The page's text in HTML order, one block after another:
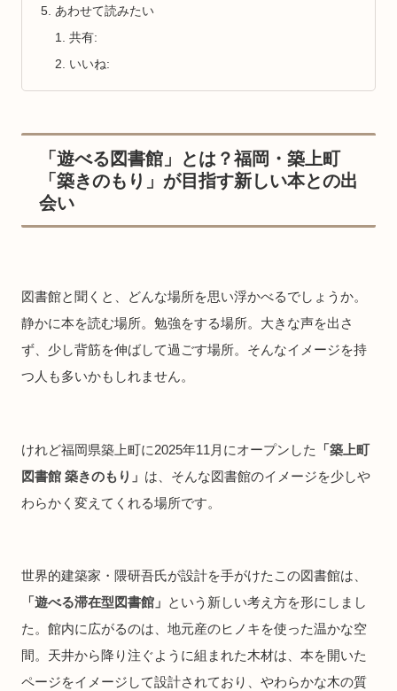
あわせて読みたい
共有:
いいね:
「遊べる図書館」とは？福岡・築上町
「築きのもり」が目指す新しい本との出
会い
図書館と聞くと、どんな場所を思い浮かべるでしょうか。
静かに本を読む場所。勉強をする場所。大きな声を出さ
ず、少し背筋を伸ばして過ごす場所。そんなイメージを持
つ人も多いかもしれません。
けれど福岡県築上町に2025年11月にオープンした
「築上町
図書館 築きのもり」 は、そんな図書館のイメージを少しや
わらかく変えてくれる場所です。
世界的建築家・隈研吾氏が設計を手がけたこの図書館は、
「遊べる滞在型図書館」 という新しい考え方を形にしまし
た。館内に広がるのは、地元産のヒノキを使った温かな空
間。天井から降り注ぐように組まれた木材は、本を開いた
ページをイメージして設計されており、やわらかな木の質